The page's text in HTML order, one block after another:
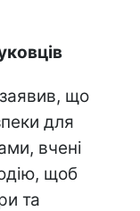
що
для
вчені
щоб
та